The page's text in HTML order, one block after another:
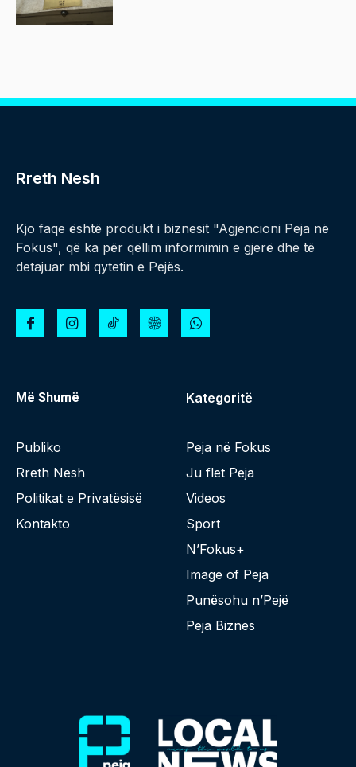
Rreth Nesh
Kjo faqe është produkt i biznesit "Agjencioni Peja në
Fokus", që ka për qëllim informimin e gjerë dhe të
detajuar mbi qytetin e Pejës.
Më Shumë
Publiko
Rreth Nesh
Politikat e Privatësisë
Kontakto
Kategoritë
Peja në Fokus
Ju flet Peja
Videos
Sport
N’Fokus+
Image of Peja
Punësohu n’Pejë
Peja Biznes